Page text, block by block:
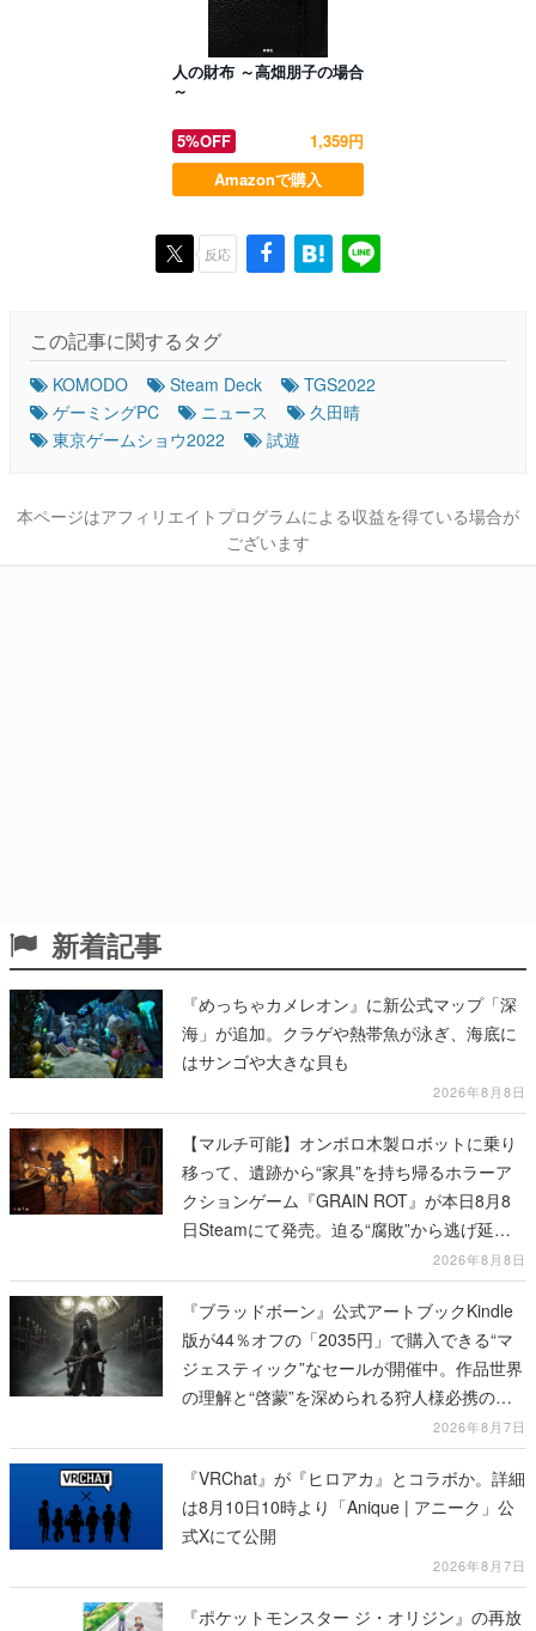
人の財布 ～高畑朋子の場合
～
5%OFF
1,359円
Amazonで購入
反応
この記事に関するタグ
KOMODO Steam Deck
TGS2022
ゲーミングPC
ニュース
久田晴
東京ゲームショウ2022
試遊
本ページはアフィリエイトプログラムによる収益を得ている場合が
ございます
新着記事
『めっちゃカメレオン』に新公式マップ「深
海」が追加。クラゲや熱帯魚が泳ぎ、海底に
はサンゴや大きな貝も
2026年8月8日
【マルチ可能】オンボロ木製ロボットに乗り
移って、遺跡から“家具”を持ち帰るホラーア
クションゲーム『GRAIN ROT』が本日8月8
日Steamにて発売。迫る“腐敗”から逃げ延
2026年8月8日
『ブラッドボーン』公式アートブックKindle
版が44％オフの「2035円」で購入できる“マ
ジェスティック”なセールが開催中。作品世界
の理解と“啓蒙”を深められる狩人様必携の一
2026年8月7日
『VRChat』が『ヒロアカ』とコラボか。詳細
は8月10日10時より「Anique | アニーク」公
式Xにて公開
2026年8月7日
『ポケットモンスター ジ・オリジン』の再放